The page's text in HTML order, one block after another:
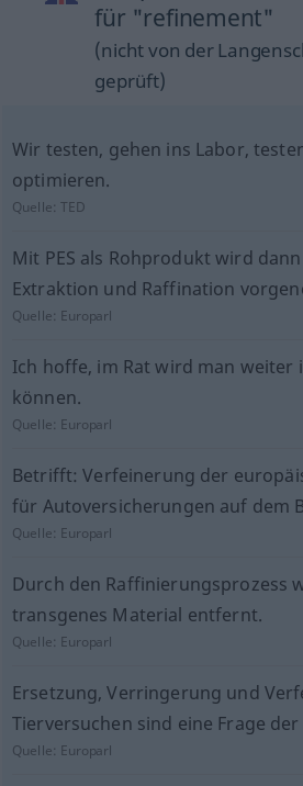
für "refinement"
(nicht von der
geprüft)
Wir testen, gehen ins Labor,
optimieren.
Quelle:TED
Mit PES als Rohprodukt wird
Extraktion und Raffination
Quelle: Europarl
Ich hoffe, im Rat wird man weiter
können.
Quelle: Europarl
Betrifft: Verfeinerung der
für Autoversicherungen auf dem
Quelle: Europarl
Durch den Raffinierungsprozess
transgenes Material entfernt.
Quelle: Europarl
Ersetzung, Verringerung und
Tierversuchen sind eine Frage
Quelle: Europarl